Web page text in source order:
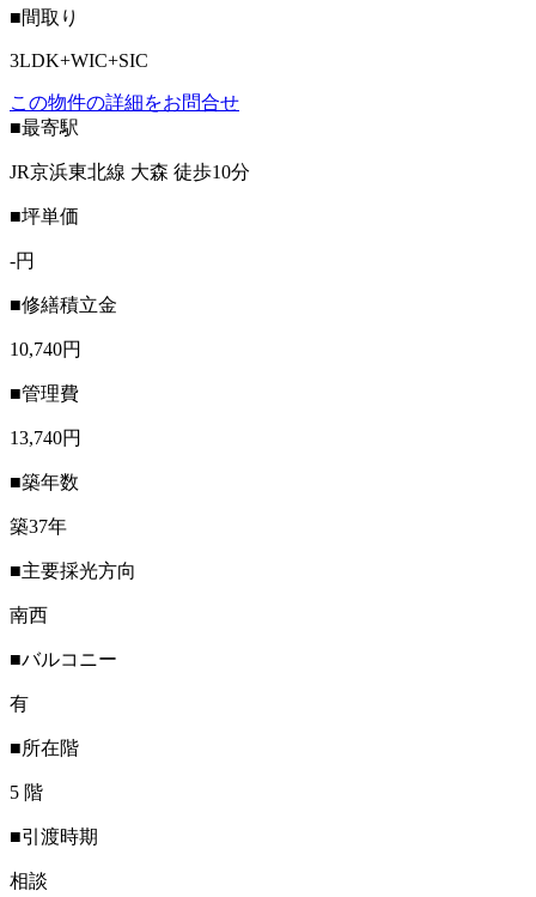
■間取り
3LDK+WIC+SIC
この物件の詳細をお問合せ
■最寄駅
JR京浜東北線 大森 徒歩10分
■坪単価
-円
■修繕積立金
10,740円
■管理費
13,740円
■築年数
築37年
■主要採光方向
南西
■バルコニー
有
■所在階
5 階
■引渡時期
相談